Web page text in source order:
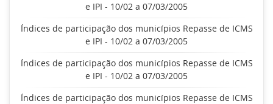
e IPI - 10/02 a 07/03/2005
Índices de participação dos municípios Repasse de ICMS
e IPI - 10/02 a 07/03/2005
Índices de participação dos municípios Repasse de ICMS
e IPI - 10/02 a 07/03/2005
Índices de participação dos municípios Repasse de ICMS